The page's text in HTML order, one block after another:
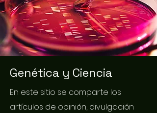
Genética y Ciencia
En este sitio se comparte los
artículos de opinión, divulgación